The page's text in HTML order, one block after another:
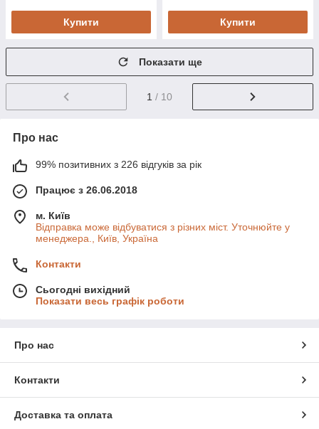
Купити Купити
Показати ще
1 / 10
Про нас
99% позитивних з 226 відгуків за рік
Працює з 26.06.2018
м. Київ
Відправка може відбуватися з різних міст. Уточнюйте у
менеджера., Київ, Україна
Контакти
Сьогодні вихідний
Показати весь графік роботи
Про нас
Контакти
Доставка та оплата